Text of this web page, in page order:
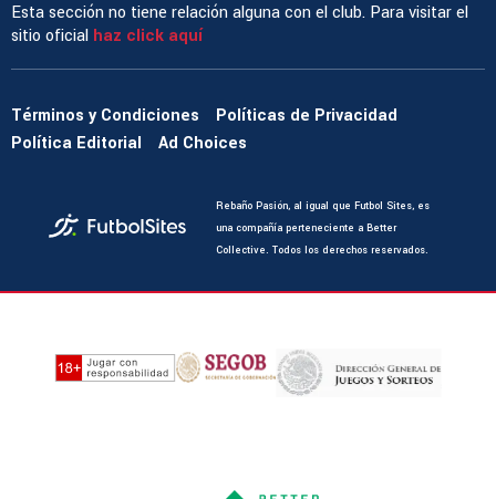
Esta sección no tiene relación alguna con el club. Para visitar el
sitio oficial haz click aquí
Términos y Condiciones
Políticas de Privacidad
Política Editorial
Ad Choices
Rebaño Pasión, al igual que Futbol Sites, es
una compañía perteneciente a Better
Collective. Todos los derechos reservados.